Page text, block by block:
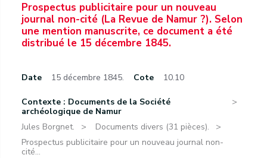
Prospectus publicitaire pour un nouveau
journal non-cité (La Revue de Namur ?). Selon
une mention manuscrite, ce document a été
distribué le 15 décembre 1845.
Date 15 décembre 1845. Cote 10.10
Contexte : Documents de la Société
archéologique de Namur
Jules Borgnet.
Documents divers (31 pièces).
Prospectus publicitaire pour un nouveau journal non-
cité...